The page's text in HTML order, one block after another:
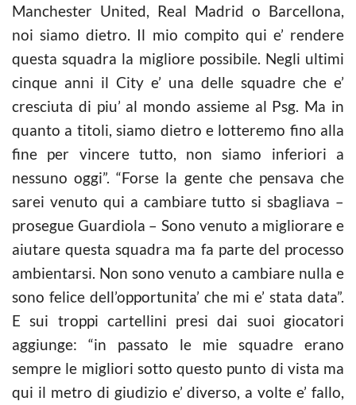
Manchester United, Real Madrid o Barcellona,
noi siamo dietro. Il mio compito qui e’ rendere
questa squadra la migliore possibile. Negli ultimi
cinque anni il City e’ una delle squadre che e’
cresciuta di piu’ al mondo assieme al Psg. Ma in
quanto a titoli, siamo dietro e lotteremo fino alla
fine per vincere tutto, non siamo inferiori a
nessuno oggi”. “Forse la gente che pensava che
sarei venuto qui a cambiare tutto si sbagliava –
prosegue Guardiola – Sono venuto a migliorare e
aiutare questa squadra ma fa parte del processo
ambientarsi. Non sono venuto a cambiare nulla e
sono felice dell’opportunita’ che mi e’ stata data”.
E sui troppi cartellini presi dai suoi giocatori
aggiunge: “in passato le mie squadre erano
sempre le migliori sotto questo punto di vista ma
qui il metro di giudizio e’ diverso, a volte e’ fallo,